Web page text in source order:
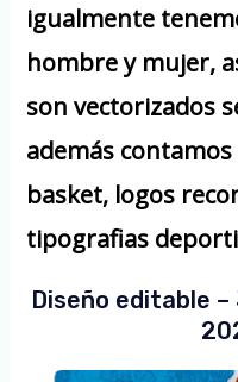
igualmente
hombre y mujer,
son vectorizados
además
basket, logos
tipografias
Diseño editable